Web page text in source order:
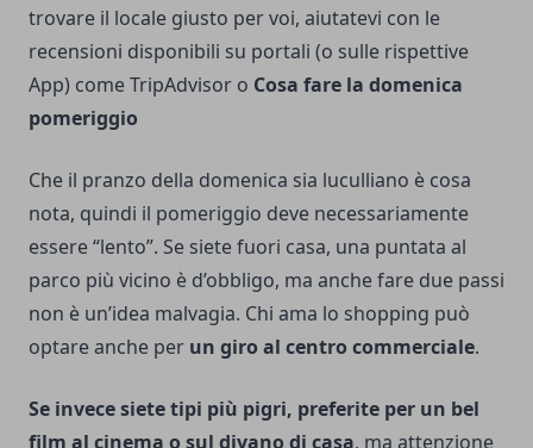
trovare il locale giusto per voi, aiutatevi con le
recensioni disponibili su portali (o sulle rispettive
App) comeTripAdvisor o Cosa fare la domenica
pomeriggio
Che il pranzo della domenica sia luculliano è cosa
nota, quindi il pomeriggio deve necessariamente
essere “lento”. Se siete fuori casa, una puntata al
parco più vicino è d’obbligo, ma anche fare due passi
non è un’idea malvagia. Chi ama lo shopping può
optare anche per un giro al centro commerciale.
Se invece siete tipi più pigri, preferite per un bel
film al cinema o sul divano di casa, ma attenzione